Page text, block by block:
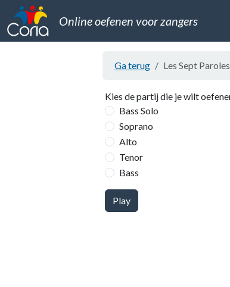
Online oefenen voor zangers
Ga terug Les Sept
Kies de partij die je wilt
Bass Solo
Soprano
Alto
Tenor
Bass
Play